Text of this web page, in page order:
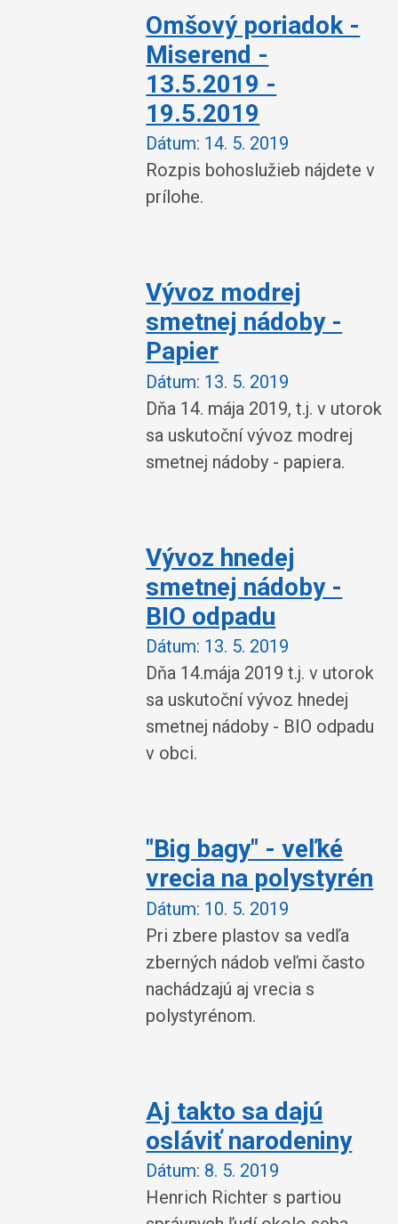
Omšový poriadok -
Miserend -
13.5.2019 -
19.5.2019
Dátum: 14. 5. 2019
Rozpis bohoslužieb nájdete v
prílohe.
Vývoz modrej
smetnej nádoby -
Papier
Dátum: 13. 5. 2019
Dňa 14. mája 2019, t.j. v utorok
sa uskutoční vývoz modrej
smetnej nádoby - papiera.
Vývoz hnedej
smetnej nádoby -
BIO odpadu
Dátum: 13. 5. 2019
Dňa 14.mája 2019 t.j. v utorok
sa uskutoční vývoz hnedej
smetnej nádoby - BIO odpadu
v obci.
"Big bagy" - veľké
vrecia na polystyrén
Dátum: 10. 5. 2019
Pri zbere plastov sa vedľa
zberných nádob veľmi často
nachádzajú aj vrecia s
polystyrénom.
Aj takto sa dajú
osláviť narodeniny
Dátum: 8. 5. 2019
Henrich Richter s partiou